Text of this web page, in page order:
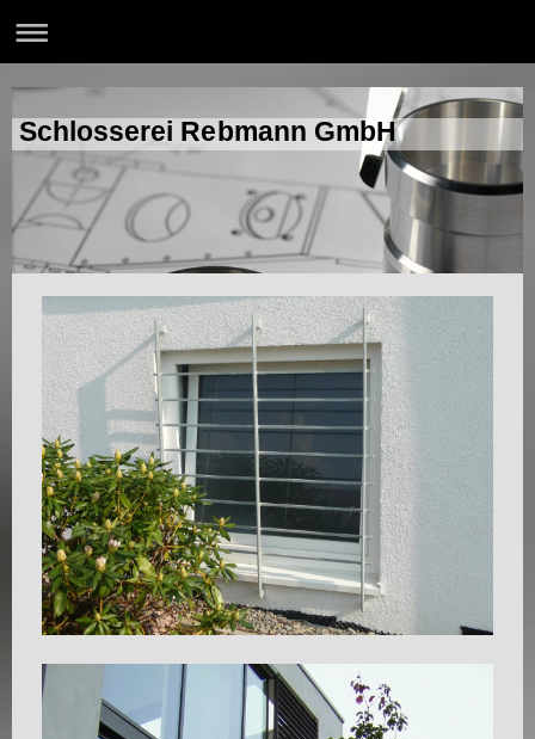
Schlosserei Rebmann GmbH